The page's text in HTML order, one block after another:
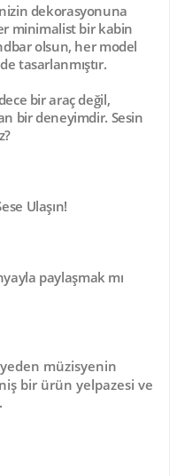
dekorasyonuna
minimalist bir kabin
olsun, her model
tasarlanmıştır.
bir araç değil,
bir deneyimdir. Sesin
Ulaşın!
paylaşmak mı
müzisyenin
bir ürün yelpazesi ve